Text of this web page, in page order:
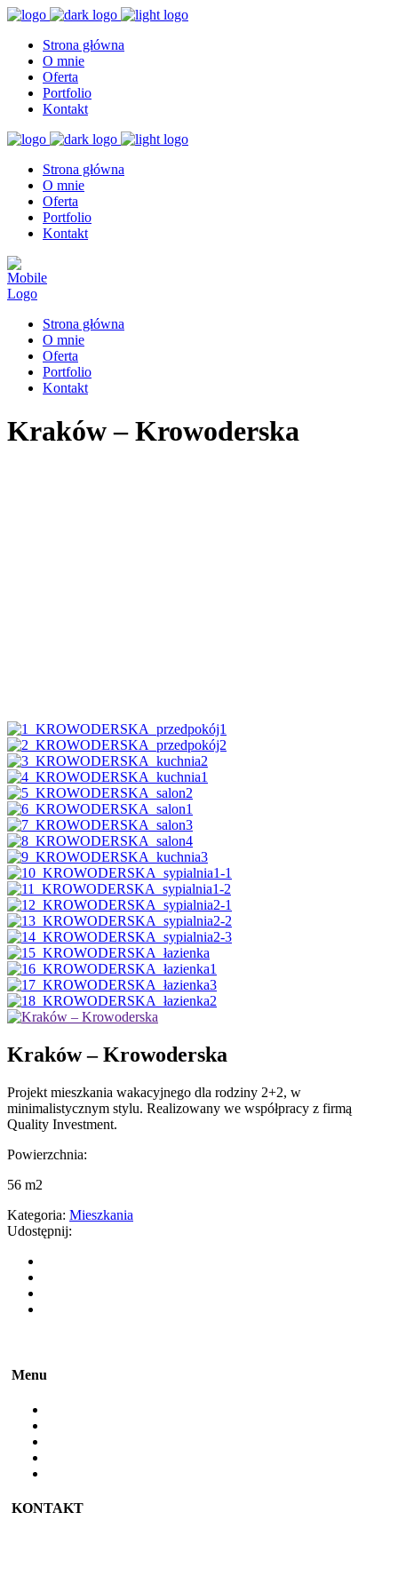
Strona główna
O mnie
Oferta
Portfolio
Kontakt
Strona główna
O mnie
Oferta
Portfolio
Kontakt
Strona główna
O mnie
Oferta
Portfolio
Kontakt
Kraków – Krowoderska
Kraków – Krowoderska
Projekt mieszkania wakacyjnego dla rodziny 2+2, w
minimalistycznym stylu. Realizowany we współpracy z firmą
Quality Investment.
Powierzchnia:
56 m2
Kategoria: Mieszkania
Udostępnij:
Menu
KONTAKT